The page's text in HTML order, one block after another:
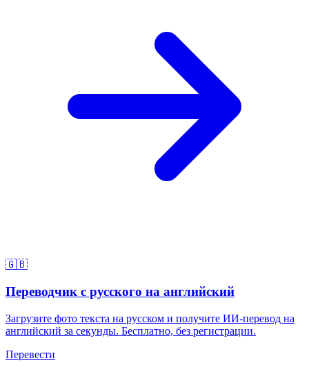
🇬🇧
Переводчик с русского на английский
Загрузите фото текста на русском и получите ИИ-перевод на
английский за секунды. Бесплатно, без регистрации.
Перевести